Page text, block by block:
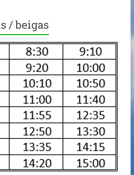
/ beigas